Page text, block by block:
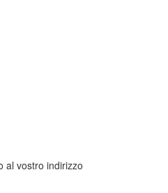
al vostro indirizzo